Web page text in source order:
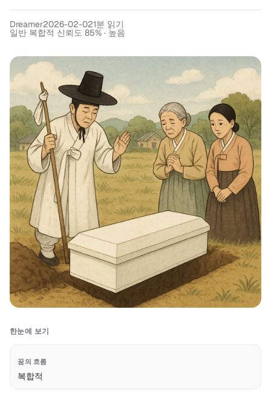
Dreamer2026-02-021분 읽기
일반 복합적 신뢰도 85% · 높음
한눈에 보기
꿈의 흐름
복합적